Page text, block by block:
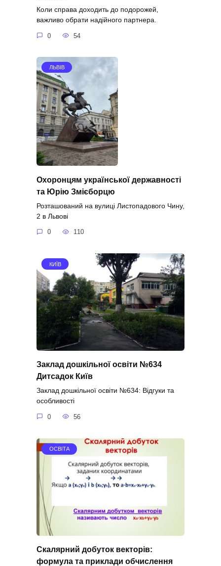
Коли справа доходить до подорожей,
важливо обрати надійного партнера.
0 54
ЛЬВІВ
Охоронцям української державності
та Юрію Змієборцю
Розташований на вулиці Листопадового Чину,
2 в Львові
0 110
КИЇВ
Заклад дошкільної освіти №634
Дитсадок Київ
Заклад дошкільної освіти №634: Відгуки та
особливості
0 56
ОСВІТА
Скалярний добуток векторів:
формула та приклади обчислення